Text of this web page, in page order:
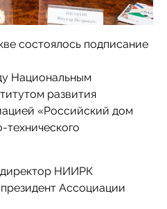
состоялось подписание
Национальным
развития
«Российский дом
НИИРК
Ассоциации